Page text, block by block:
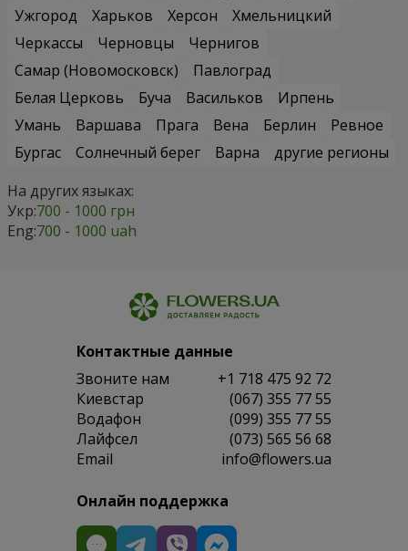
Ужгород
Харьков Херсон
Хмельницкий
Черкассы
Черновцы
Чернигов
Самар (Новомосковск)
Павлоград
Белая Церковь
Буча Васильков
Ирпень
Умань
Варшава Прага Вена Берлин
Ревное
Бургас
Солнечный берег Варна
другие регионы
На других языках:
Укр:700 - 1000 грн
Eng:700 - 1000 uah
Контактные данные
Звоните нам
+1 718 475 92 72
Киевстар
(067) 355 77 55
Водафон
(099) 355 77 55
Лайфсел
(073) 565 56 68
Email
info@flowers.ua
Онлайн поддержка